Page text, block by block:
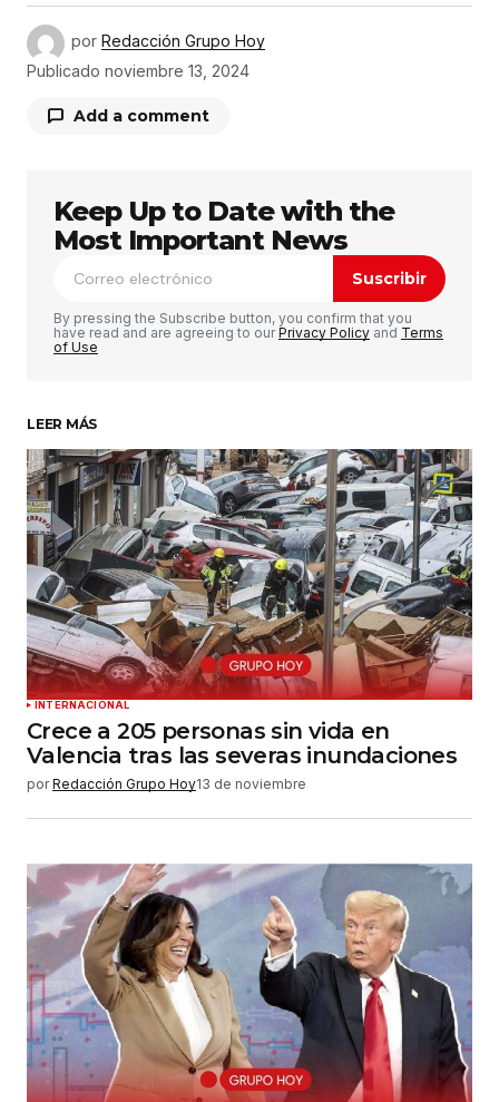
por Redacción Grupo Hoy
Publicado noviembre 13, 2024
Add a comment
Tu dirección de correo electrónico no será
publicada. Los campos obligatorios están
marcados con*
Comentario *
Su nombre*
Tu correo electrónico*
Guardar mi nombre, correo electrónico y sitio
web en este navegador para la próxima vez que
haga un comentario.
Enviar comentario
Keep Up to Date with the
Most Important News
Suscribir
By pressing the Subscribe button, you confirm that you
have read and are agreeing to ourPrivacy Policy and Terms
of Use
LEER MÁS
INTERNACIONAL
Crece a 205 personas sin vida en
Valencia tras las severas inundaciones
por Redacción Grupo Hoy13 de noviembre